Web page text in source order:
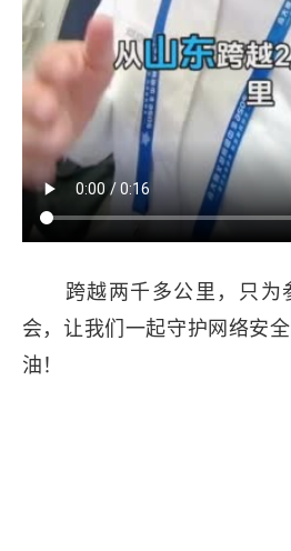
跨越两千多公里，只为
会，让我们一起守护网络安
油！